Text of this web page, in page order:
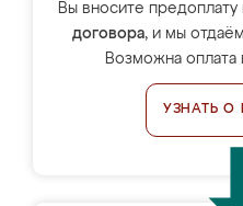
Вы вносите
договора, и мы
Возможна оплата
УЗНАТЬ О